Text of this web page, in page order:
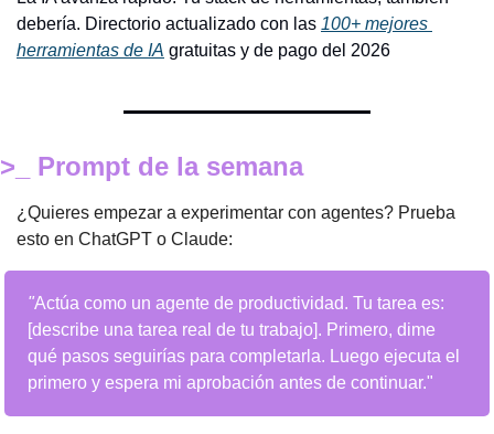
debería. Directorio actualizado con las 100+ mejores
herramientas de IA gratuitas y de pago del 2026
>_ Prompt de la semana
¿Quieres empezar a experimentar con agentes? Prueba
esto en ChatGPT o Claude:
"Actúa como un agente de productividad. Tu tarea es:
[describe una tarea real de tu trabajo]. Primero, dime
qué pasos seguirías para completarla. Luego ejecuta el
primero y espera mi aprobación antes de continuar."